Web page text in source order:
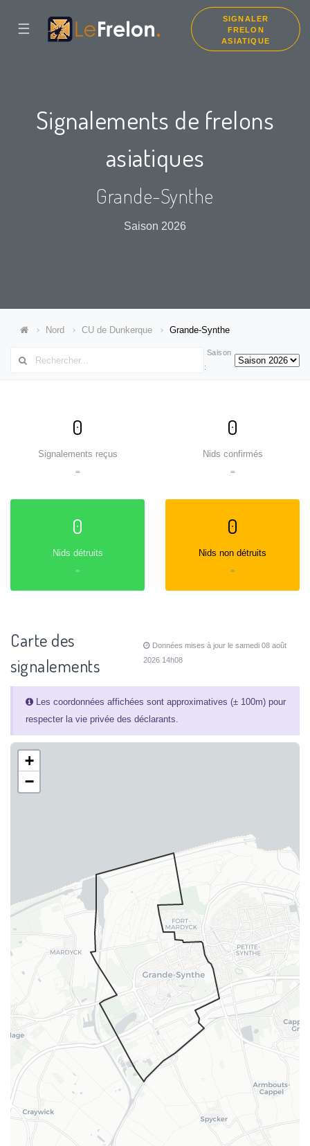
☰
SIGNALER
FRELON
ASIATIQUE
Signalements de frelons
asiatiques
Grande-Synthe
Saison 2026
Nord CU de Dunkerque Grande-Synthe
Saison
:
0
Signalements reçus
=
0
Nids confirmés
=
0
Nids détruits
=
0
Nids non détruits
=
Carte des
signalements
Données mises à jour le samedi 08 août
2026 14h08
Les coordonnées affichées sont approximatives (± 100m) pour
respecter la vie privée des déclarants.
+
−